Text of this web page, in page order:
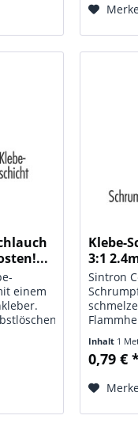
15 mm;
einem
Klebe-
3:1
Sintron
Daten:
2.4 mm;
Inhalt 1
0,79 €